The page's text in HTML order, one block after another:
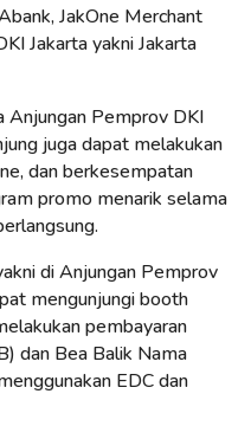
JakOne Merchant
Jakarta yakni Jakarta
Pemprov DKI
juga dapat melakukan
dan berkesempatan
promo menarik selama
di Anjungan Pemprov
mengunjungi booth
pembayaran
dan Bea Balik Nama
EDC dan